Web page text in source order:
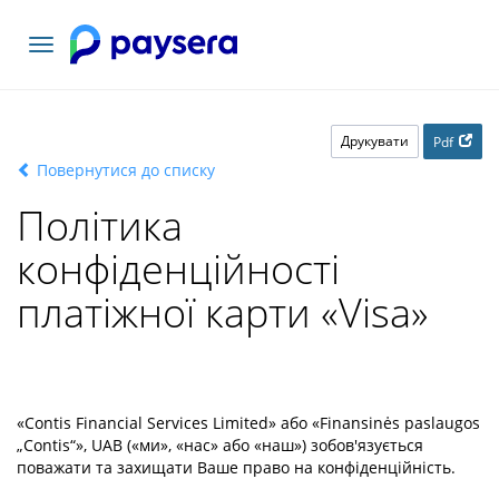
Переключити
навігацію
Друкувати Pdf
Повернутися до списку
Політика
конфіденційності
платіжної карти «Visa»
«Contis Financial Services Limited» або «Finansinės paslaugos
„Contis“», UAB («ми», «нас» або «наш») зобов'язується
поважати та захищати Ваше право на конфіденційність.